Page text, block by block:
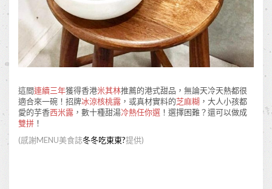
這間連續三年獲得香港米其林推薦的港式甜品，無論天冷天熱都很
適合來一碗！招牌冰涼核桃露 ，或真材實料的芝麻糊 ，大人小孩都
愛的芋香西米露 ，數十種甜湯冷熱任你選 ！選擇困難？還可以做成
雙拼 ！
(感謝MENU美食誌冬冬吃東東?提供)